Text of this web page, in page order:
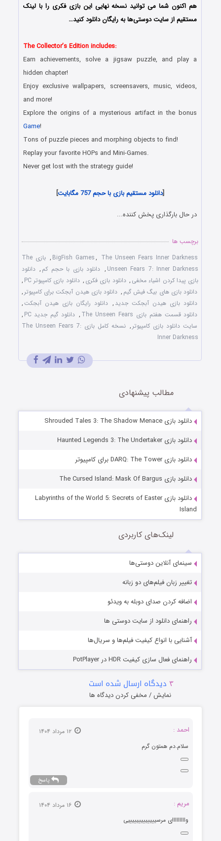
هم اکنون شما می توانید نسخه نهایی این بازی فکری را با لینک
مستقیم از سایت دوستی‌ها به رایگان دانلود کنید…
The Collector’s Edition includes:
Earn achievements, solve a jigsaw puzzle, and play a
hidden chapter!
Enjoy exclusive wallpapers, screensavers, music, videos,
and more!
Explore the origins of a mysterious artifact in the bonus
Game!
Tons of puzzle pieces and morphing objects to find!
Replay your favorite HOPs and Mini-Games.
Never get lost with the strategy guide!
[دانلود مستقیم بازی با حجم 757 مگابایت ]
در حال بارگذاری پخش کننده...
برچسب ها
BigFish Games, The Unseen Fears Inner Darkness
,
بازی The
Unseen Fears 7: Inner Darkness
, دانلود بازی با حجم کم , دانلود
بازی پيدا کردن اشياء مخفی , دانلود بازی فکری , دانلود بازی کامپيوتر PC
,
دانلود بازی های بيگ فيش گيم , دانلود بازی هيدن آبجکت برای کامپیوتر ,
دانلود بازی هيدن آبجکت جديد , دانلود رایگان بازی هيدن آبجکت,
دانلود قسمت هفتم بازی The Unseen Fears
, دانلود گيم جديد PC
,
سايت دانلود بازی کامپيوتر ,
نسخه کامل بازی The Unseen Fears 7:
Inner Darkness
مطالب پیشنهادی
دانلود بازی Shrouded Tales 3: The Shadow Menace
دانلود بازی Haunted Legends 3: The Undertaker
دانلود بازی DARQ: The Tower برای کامپیوتر
دانلود بازی The Cursed Island: Mask Of Bargus
دانلود بازی Labyrinths of the World 5: Secrets of Easter
Island
لینک‌های کاربردی
سینمای آنلاین دوستی‌ها
تغییر زبان فیلم‌های دو زبانه
اضافه کردن صدای دوبله به ویدئو
راهنمای دانلود از سایت دوستی ها
آشنایی با انواع کیفیت فیلم‌ها و سریال‌ها
راهنمای فعال سازی کیفیت HDR در PotPlayer
۳ دیدگاه ارسال شده است
نمایش / مخفی کردن دیدگاه ها
احمد :
سلام.دم همتون گرم
پاسخ
مریم :
وااااااااای مرسیییییییییییییی